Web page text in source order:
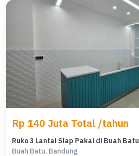
Rp 140 Juta Total /tahun
Ruko 3 Lantai Siap Pakai di Buah Batu
Buah Batu, Bandung